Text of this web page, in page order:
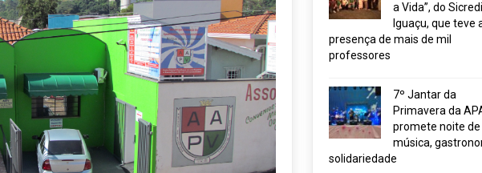
a Vida”, do Sicredi
Iguaçu, que teve
presença de mais de mil
professores
7º Jantar da
Primavera da
promete noite de
música,
solidariedade